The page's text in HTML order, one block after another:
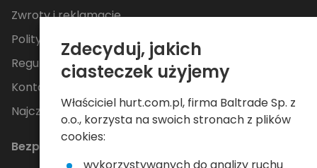
Zwroty i reklamacje
Polityka Prywatności
Regulamin
Kontakt
Najczęściej zadawane pytania
Bezpieczne płatności
Zdecyduj, jakich
ciasteczek użyjemy
Właściciel hurt.com.pl, firma Baltrade Sp. z
o.o., korzysta na swoich stronach z plików
cookies: